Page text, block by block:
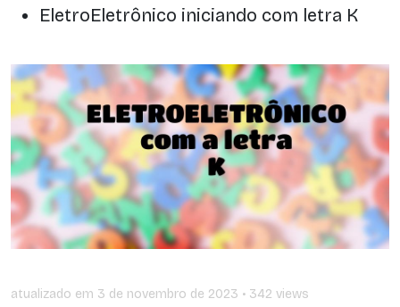
EletroEletrônico iniciando com letra K
atualizado em 3 de novembro de 2023 • 342 views